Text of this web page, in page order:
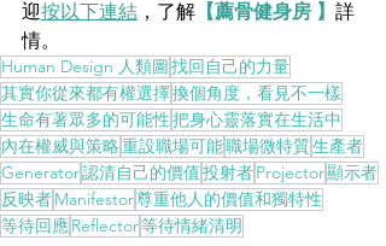
迎按以下連結 ，了解 【薦骨健身房 】 詳
情。
Human Design 人類圖找回自己的力量
其實你從來都有權選擇換個角度，看見不一樣
生命有著眾多的可能性把身心靈落實在生活中
內在權威與策略重設職場可能職場微特質生產者
Generator認清自己的價值投射者Projector顯示者
反映者Manifestor尊重他人的價值和獨特性
等待回應Reflector等待情緒清明